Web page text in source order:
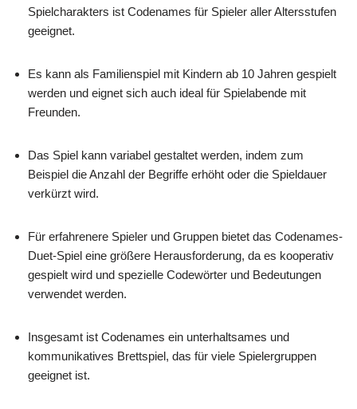
Spielcharakters ist Codenames für Spieler aller Altersstufen
geeignet.
Es kann als Familienspiel mit Kindern ab 10 Jahren gespielt
werden und eignet sich auch ideal für Spielabende mit
Freunden.
Das Spiel kann variabel gestaltet werden, indem zum
Beispiel die Anzahl der Begriffe erhöht oder die Spieldauer
verkürzt wird.
Für erfahrenere Spieler und Gruppen bietet das Codenames-
Duet-Spiel eine größere Herausforderung, da es kooperativ
gespielt wird und spezielle Codewörter und Bedeutungen
verwendet werden.
Insgesamt ist Codenames ein unterhaltsames und
kommunikatives Brettspiel, das für viele Spielergruppen
geeignet ist.